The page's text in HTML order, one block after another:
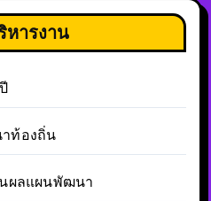
หารงาน
ท้องถิ่น
นผลแผนพัฒนา